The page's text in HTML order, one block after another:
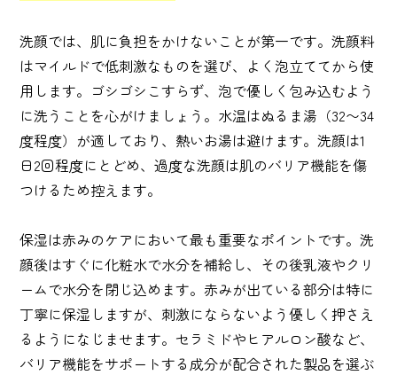
洗顔では、肌に負担をかけないことが第一です。洗顔料
はマイルドで低刺激なものを選び、よく泡立ててから使
用します。ゴシゴシこすらず、泡で優しく包み込むよう
に洗うことを心がけましょう。水温はぬるま湯（32〜34
度程度）が適しており、熱いお湯は避けます。洗顔は1
日2回程度にとどめ、過度な洗顔は肌のバリア機能を傷
つけるため控えます。
保湿は赤みのケアにおいて最も重要なポイントです。洗
顔後はすぐに化粧水で水分を補給し、その後乳液やクリ
ームで水分を閉じ込めます。赤みが出ている部分は特に
丁寧に保湿しますが、刺激にならないよう優しく押さえ
るようになじませます。セラミドやヒアルロン酸など、
バリア機能をサポートする成分が配合された製品を選ぶ